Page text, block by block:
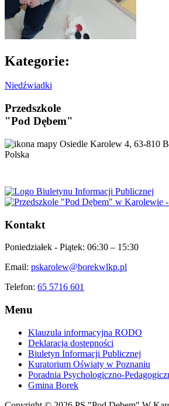
Kategorie:
Niedźwiadki
Przedszkole
"Pod Dębem"
Osiedle Karolew 4, 63-810
Polska
Kontakt
Poniedziałek - Piątek: 06:30 – 15:30
Email: pskarolew@borekwlkp.pl
Telefon: 65 5716 601
Menu
Klauzula informacyjna RODO
Deklaracja dostępności
Biuletyn Informacji Publicznej
Kuratorium Oświaty w Poznaniu
Poradnia Psychologiczno-
Gmina Borek